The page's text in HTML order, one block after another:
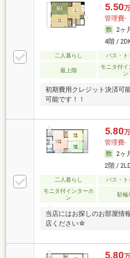
5.50
管理費-
2ヶ
4階 /
二人暮らし バス・ト
最上階
モニタ付イ
ン
初期費用クレジット決済可
可能です！！
5.80
管理費-
2ヶ
2階 /
二人暮らし バス・ト
モニタ付インターホ
ン
駐輪
当店にはお探しのお部屋情
店ください☆
5.80